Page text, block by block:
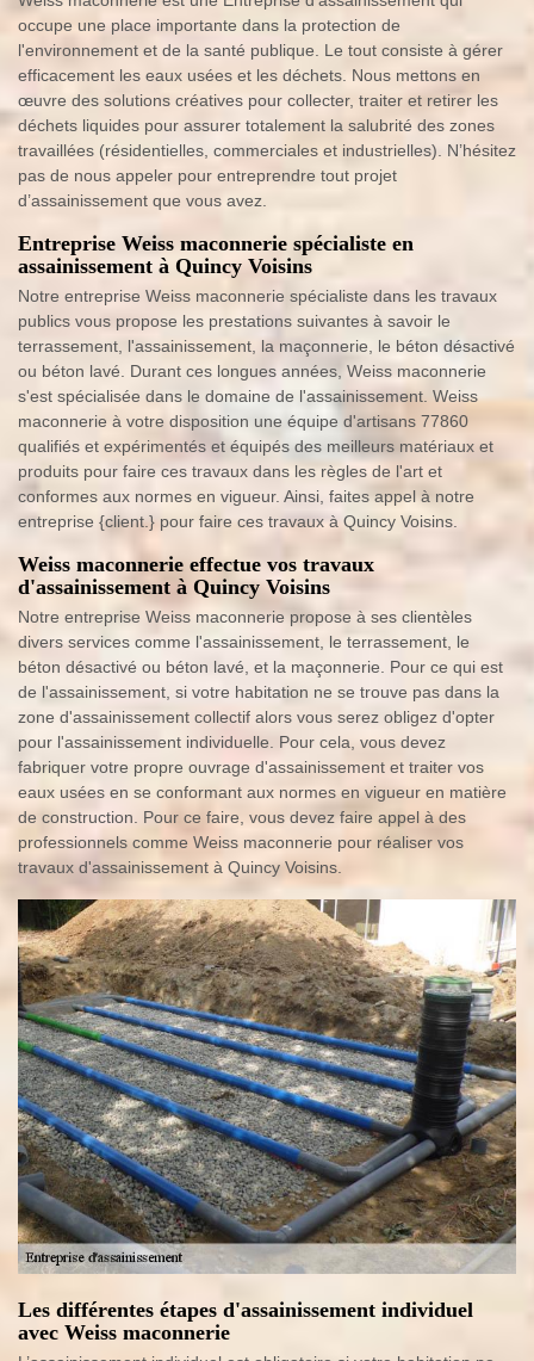
occupe une place importante dans la protection de
l'environnement et de la santé publique. Le tout consiste à gérer
efficacement les eaux usées et les déchets. Nous mettons en
œuvre des solutions créatives pour collecter, traiter et retirer les
déchets liquides pour assurer totalement la salubrité des zones
travaillées (résidentielles, commerciales et industrielles). N’hésitez
pas de nous appeler pour entreprendre tout projet
d’assainissement que vous avez.
Entreprise Weiss maconnerie spécialiste en
assainissement à Quincy Voisins
Notre entreprise Weiss maconnerie spécialiste dans les travaux
publics vous propose les prestations suivantes à savoir le
terrassement, l'assainissement, la maçonnerie, le béton désactivé
ou béton lavé. Durant ces longues années, Weiss maconnerie
s'est spécialisée dans le domaine de l'assainissement. Weiss
maconnerie à votre disposition une équipe d'artisans 77860
qualifiés et expérimentés et équipés des meilleurs matériaux et
produits pour faire ces travaux dans les règles de l'art et
conformes aux normes en vigueur. Ainsi, faites appel à notre
entreprise {client.} pour faire ces travaux à Quincy Voisins.
Weiss maconnerie effectue vos travaux
d'assainissement à Quincy Voisins
Notre entreprise Weiss maconnerie propose à ses clientèles
divers services comme l'assainissement, le terrassement, le
béton désactivé ou béton lavé, et la maçonnerie. Pour ce qui est
de l'assainissement, si votre habitation ne se trouve pas dans la
zone d'assainissement collectif alors vous serez obligez d'opter
pour l'assainissement individuelle. Pour cela, vous devez
fabriquer votre propre ouvrage d'assainissement et traiter vos
eaux usées en se conformant aux normes en vigueur en matière
de construction. Pour ce faire, vous devez faire appel à des
professionnels comme Weiss maconnerie pour réaliser vos
travaux d'assainissement à Quincy Voisins.
Les différentes étapes d'assainissement individuel
avec Weiss maconnerie